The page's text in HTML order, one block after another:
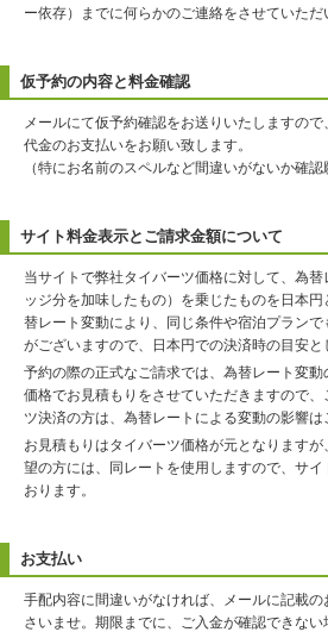
ー依存）までに何らかのご連絡をさせていただ
仮予約の内容と料金確認
メールにて仮予約確認をお送りいたしますの
代金のお支払いをお願い致します。
（特にお名前のスペルなど間違いがないか確認
サイト料金表示とご請求金額について
当サイトで弊社タイバーツ価格に対して、為
ッジ分を加味したもの）を乗じたものを日本
替レート変動により、同じ条件や宿泊プラン
がございますので、日本円での決済時の目安と
予約の際の正式なご請求では、為替レート変
価格でお見積もりをさせていただきますので
ツ決済の方は、為替レートによる変動の影響は
お見積もりはタイバーツ価格が元となります
望の方には、同レートを使用しますので、サ
おります。
お支払い
手配内容に間違いがなければ、メールに記載
さいませ。期限までに、ご入金が確認できな